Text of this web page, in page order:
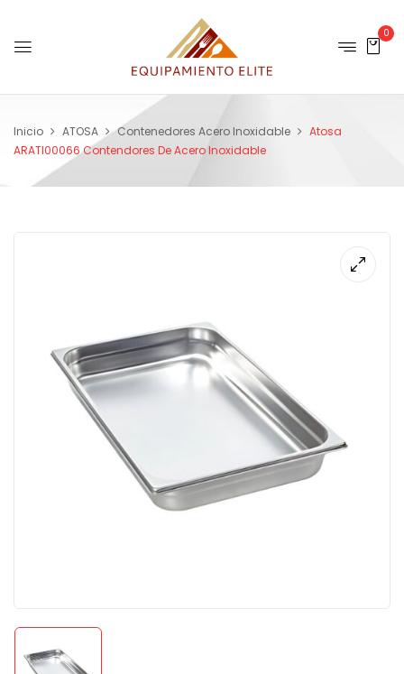
0
Inicio ATOSA Contenedores Acero Inoxidable
Atosa
ARATI00066 Contendores De Acero Inoxidable